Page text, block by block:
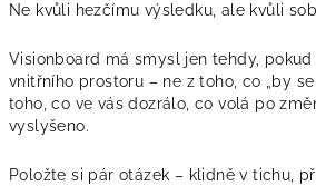
Ne kvůli hezčímu výsledku, ale kvůli
Visionboard má smysl jen tehdy, pokud
vnitřního prostoru – ne z toho, co „by
toho, co ve vás dozrálo, co volá po
vyslyšeno.
Položte si pár otázek – klidně v tichu,